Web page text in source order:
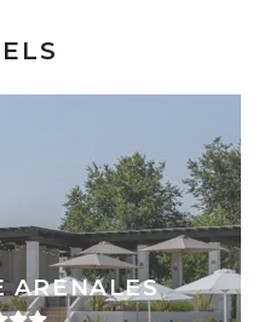
ARENALES